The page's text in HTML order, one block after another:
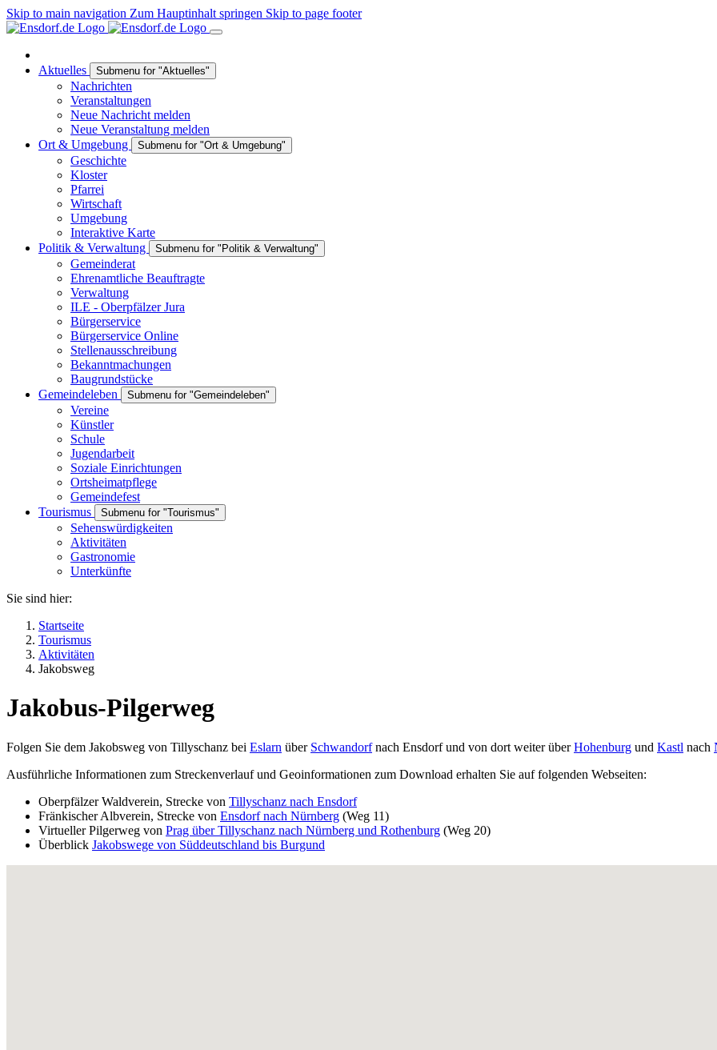
Skip to main navigation Zum Hauptinhalt springen Skip to page footer
Aktuelles Submenu for "Aktuelles"
Nachrichten
Veranstaltungen
Neue Nachricht melden
Neue Veranstaltung melden
Ort & Umgebung
Submenu for "Ort & Umgebung"
Geschichte
Kloster
Pfarrei
Wirtschaft
Umgebung
Interaktive Karte
Politik & Verwaltung
Submenu for "Politik & Verwaltung"
Gemeinderat
Ehrenamtliche Beauftragte
Verwaltung
ILE - Oberpfälzer Jura
Bürgerservice
Bürgerservice Online
Stellenausschreibung
Bekanntmachungen
Baugrundstücke
Gemeindeleben
Submenu for "Gemeindeleben"
Vereine
Künstler
Schule
Jugendarbeit
Soziale Einrichtungen
Ortsheimatpflege
Gemeindefest
Tourismus
Submenu for "Tourismus"
Sehenswürdigkeiten
Aktivitäten
Gastronomie
Unterkünfte
Sie sind hier:
Startseite
Tourismus
Aktivitäten
Jakobsweg
Jakobus-Pilgerweg
Folgen Sie dem Jakobsweg von Tillyschanz bei Eslarn über Schwandorfnach Ensdorf und von dort weiter überHohenburg und Kastl nach
Ausführliche Informationen zum Streckenverlauf und Geoinformationen zum Download erhalten Sie auf folgenden Webseiten:
Oberpfälzer Waldverein, Strecke von Tillyschanz nach Ensdorf
Fränkischer Albverein, Strecke von Ensdorf nach Nürnberg (Weg 11)
Virtueller Pilgerweg von Prag über Tillyschanz nach Nürnberg und Rothenburg (Weg 20)
Überblick Jakobswege von Süddeutschland bis Burgund